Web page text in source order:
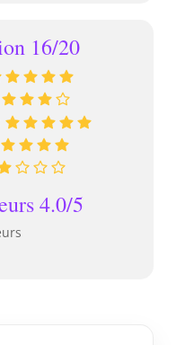
parfait état,
utilisons un
en tube
rigide.
protection
minimise les
risques de
le
et évite
16/20
4.0/5